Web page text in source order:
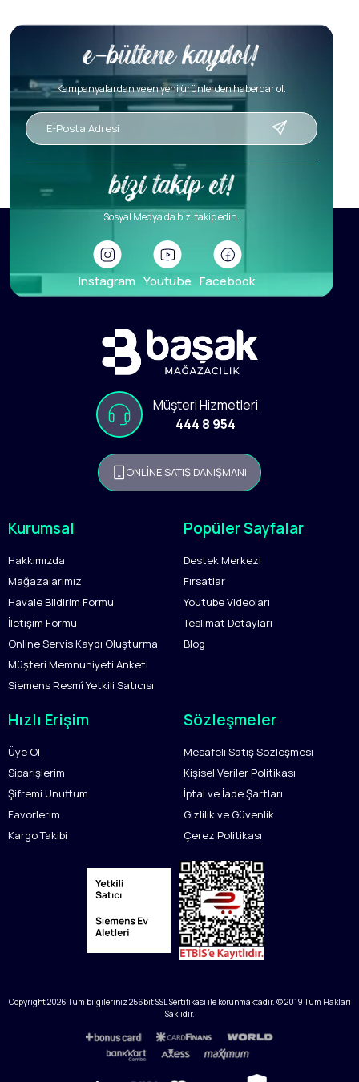
Kampanyalardan ve en yeni ürünlerden haberdar ol.
Sosyal Medya da bizi takip edin.
Instagram Youtube Facebook
Müşteri Hizmetleri
444 8 954
ONLİNE SATIŞ DANIŞMANI
Kurumsal
Hakkımızda
Mağazalarımız
Havale Bildirim Formu
İletişim Formu
Online Servis Kaydı Oluşturma
Müşteri Memnuniyeti Anketi
Siemens Resmî Yetkili Satıcısı
Popüler Sayfalar
Destek Merkezi
Fırsatlar
Youtube Videoları
Teslimat Detayları
Blog
Hızlı Erişim
Üye Ol
Siparişlerim
Şifremi Unuttum
Favorlerim
Kargo Takibi
Sözleşmeler
Mesafeli Satış Sözleşmesi
Kişisel Veriler Politikası
İptal ve İade Şartları
Gizlilik ve Güvenlik
Çerez Politikası
Copyright2026Tüm bilgileriniz 256bit SSL Sertifikası ile korunmaktadır. © 2019 Tüm Hakları
Saklıdır.